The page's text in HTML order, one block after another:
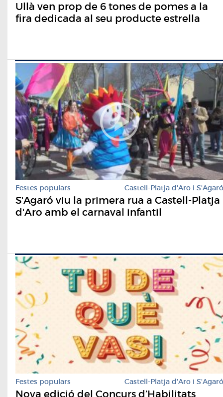
Ullà ven prop de 6 tones de pomes a la
fira dedicada al seu producte estrella
Festes populars Castell-Platja d'Aro i S'Agaró
S'Agaró viu la primera rua a Castell-Platja
d'Aro amb el carnaval infantil
Festes populars Castell-Platja d'Aro i S'Agaró
Nova edició del Concurs d’Habilitats